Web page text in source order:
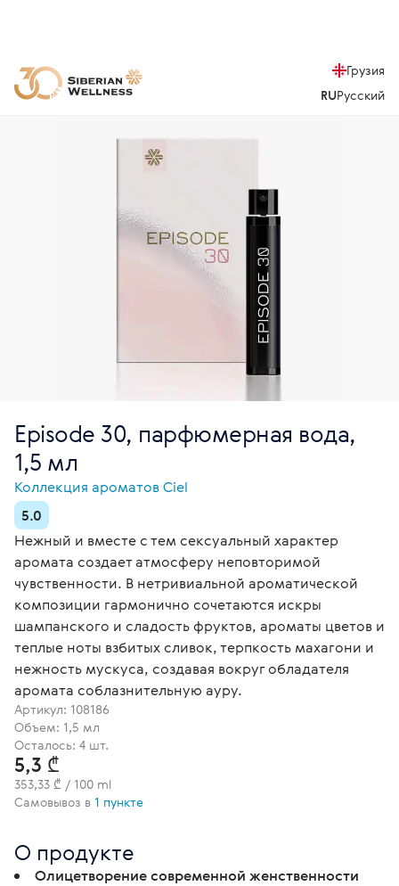
Грузия
RUРусский
Episode 30, парфюмерная вода,
1,5 мл
Коллекция ароматов Ciel
5.0
Нежный и вместе с тем сексуальный характер
аромата создает атмосферу неповторимой
чувственности. В нетривиальной ароматической
композиции гармонично сочетаются искры
шампанского и сладость фруктов, ароматы цветов и
теплые ноты взбитых сливок, терпкость махагони и
нежность мускуса, создавая вокруг обладателя
аромата соблазнительную ауру.
Артикул: 108186
Объем: 1,5 мл
Осталось: 4 шт.
5,3 ₾
353,33 ₾ / 100 ml
Самовывоз в 1 пункте
О продукте
Олицетворение современной женственности